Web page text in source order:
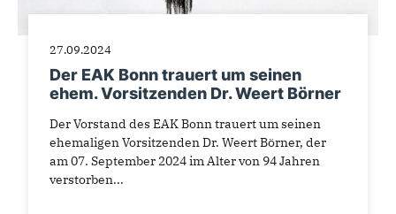
27.09.2024
Der EAK Bonn trauert um seinen
ehem. Vorsitzenden Dr. Weert Börner
Der Vorstand des EAK Bonn trauert um seinen
ehemaligen Vorsitzenden Dr. Weert Börner, der
am 07. September 2024 im Alter von 94 Jahren
verstorben...